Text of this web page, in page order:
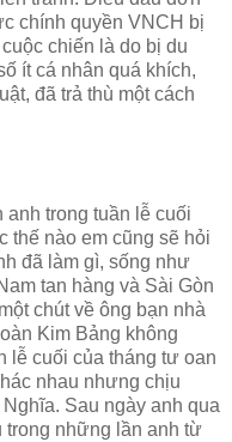
chính quyền VNCH bị
chiến là do bị du
ít cá nhân quá khích,
đã trả thù một cách
trong tuần lễ cuối
thế nào em cũng sẽ hỏi
đã làm gì, sống như
tan hàng và Sài Gòn
chút về ông bạn nhà
Kim Bảng không
lễ cuối của tháng tư oan
nhau nhưng chịu
Sau ngày anh qua
trong những lần anh từ